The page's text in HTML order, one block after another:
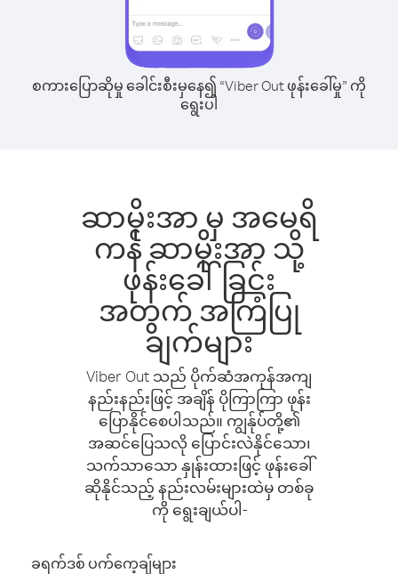
စကားပြောဆိုမှု ခေါင်းစီးမှနေ၍ “Viber Out ဖုန်းခေါ်မှု” ကို
ရွေးပါ
ဆာမိုးအာ မှ အမေရိ
ကန် ဆာမိုးအာ သို့
ဖုန်းခေါ်ခြင်း
အတွက် အကြံပြု
ချက်များ
Viber Out သည် ပိုက်ဆံအကုန်အကျ
နည်းနည်းဖြင့် အချိန် ပိုကြာကြာ ဖုန်း
ပြောနိုင်စေပါသည်။ ကျွန်ုပ်တို့၏
အဆင်ပြေသလို ပြောင်းလဲနိုင်သော၊
သက်သာသော နှုန်းထားဖြင့် ဖုန်းခေါ်
ဆိုနိုင်သည့် နည်းလမ်းများထဲမှ တစ်ခု
ကို ရွေးချယ်ပါ-
ခရက်ဒစ် ပက်ကေ့ချ်များ